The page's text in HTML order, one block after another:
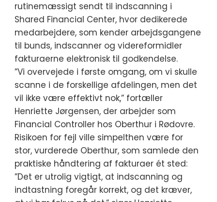
rutinemæssigt sendt til indscanning i
Shared Financial Center, hvor dedikerede
medarbejdere, som kender arbejdsgangene
til bunds, indscanner og videreformidler
fakturaerne elektronisk til godkendelse.
”Vi overvejede i første omgang, om vi skulle
scanne i de forskellige afdelingen, men det
vil ikke være effektivt nok,” fortæller
Henriette Jørgensen, der arbejder som
Financial Controller hos Oberthur i Rødovre.
Risikoen for fejl ville simpelthen være for
stor, vurderede Oberthur, som samlede den
praktiske håndtering af fakturaer ét sted:
”Det er utrolig vigtigt, at indscanning og
indtastning foregår korrekt, og det kræver,